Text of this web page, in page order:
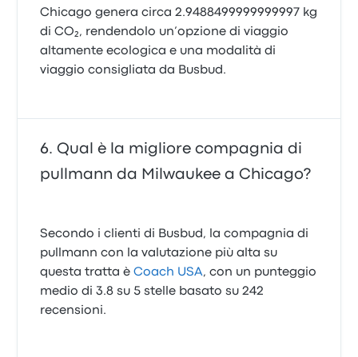
Chicago genera circa 2.9488499999999997 kg
di CO₂, rendendolo un’opzione di viaggio
altamente ecologica e una modalità di
viaggio consigliata da Busbud.
Qual è la migliore compagnia di
pullmann da Milwaukee a Chicago?
Secondo i clienti di Busbud, la compagnia di
pullmann con la valutazione più alta su
questa tratta èCoach USA, con un punteggio
medio di 3.8 su 5 stelle basato su 242
recensioni.